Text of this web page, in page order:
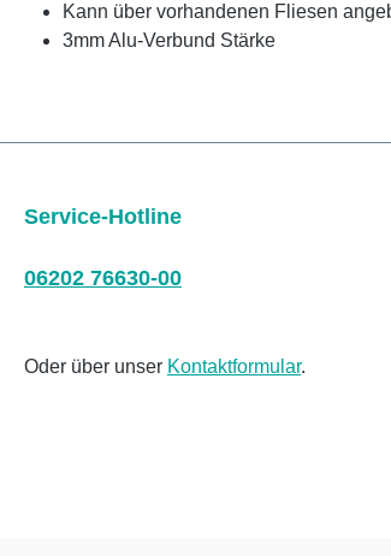
Kann über vorhandenen Fliesen
3mm Alu-Verbund Stärke
Service-Hotline
06202 76630-00
Oder über unser Kontaktformular.